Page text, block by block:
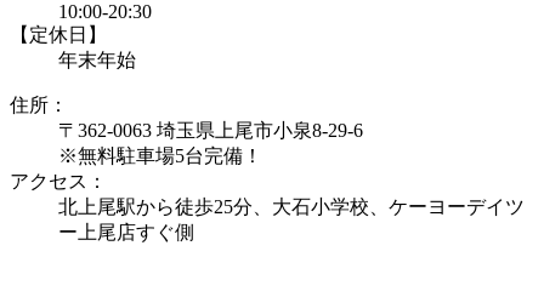
10:00-20:30
【定休日】
年末年始
住所：
〒362-0063 埼玉県上尾市小泉8-29-6
※無料駐車場5台完備！
アクセス：
北上尾駅から徒歩25分、大石小学校、ケーヨーデイツ
ー上尾店すぐ側